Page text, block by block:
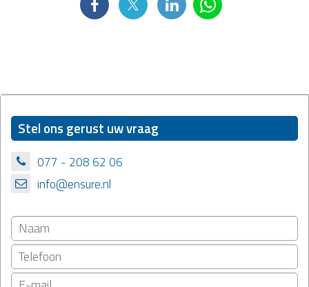
Stel ons gerust uw vraag
077 - 208 62 06
info@ensure.nl